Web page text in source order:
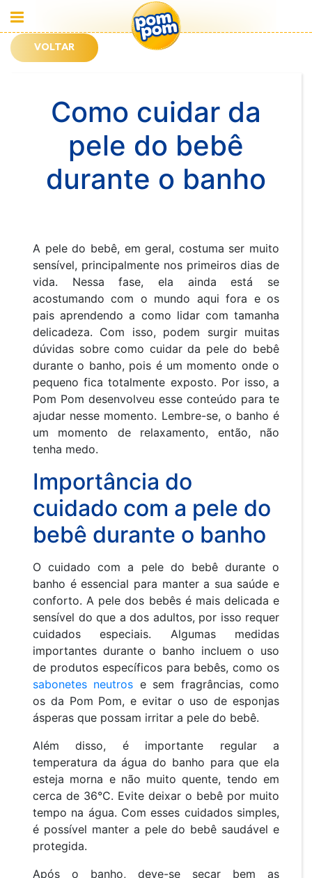
VOLTAR
Como cuidar da
pele do bebê
durante o banho
A pele do bebê, em geral, costuma ser muito
sensível, principalmente nos primeiros dias de
vida. Nessa fase, ela ainda está se
acostumando com o mundo aqui fora e os
pais aprendendo a como lidar com tamanha
delicadeza. Com isso, podem surgir muitas
dúvidas sobre como cuidar da pele do bebê
durante o banho, pois é um momento onde o
pequeno fica totalmente exposto. Por isso, a
Pom Pom desenvolveu esse conteúdo para te
ajudar nesse momento. Lembre-se, o banho é
um momento de relaxamento, então, não
tenha medo.
Importância do
cuidado com a pele do
bebê durante o banho
O cuidado com a pele do bebê durante o
banho é essencial para manter a sua saúde e
conforto. A pele dos bebês é mais delicada e
sensível do que a dos adultos, por isso requer
cuidados especiais. Algumas medidas
importantes durante o banho incluem o uso
de produtos específicos para bebês, como os
sabonetes neutros e sem fragrâncias, como
os da Pom Pom, e evitar o uso de esponjas
ásperas que possam irritar a pele do bebê.
Além disso, é importante regular a
temperatura da água do banho para que ela
esteja morna e não muito quente, tendo em
cerca de 36°C. Evite deixar o bebê por muito
tempo na água. Com esses cuidados simples,
é possível manter a pele do bebê saudável e
protegida.
Após o banho, deve-se secar bem as